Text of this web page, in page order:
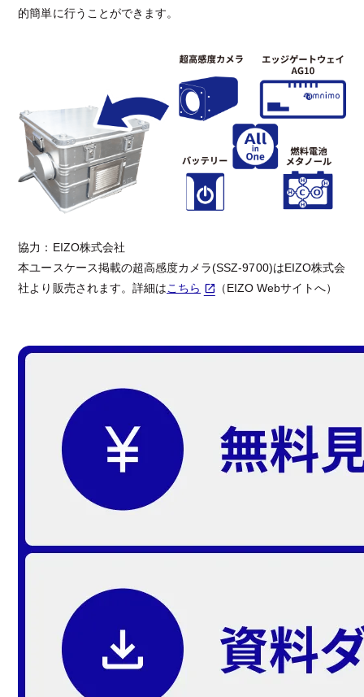
的簡単に行うことができます。
協力：EIZO株式会社
本ユースケース掲載の超高感度カメラ(SSZ-9700)はEIZO株式会
社より販売されます。詳細はこちら （EIZO Webサイトへ）